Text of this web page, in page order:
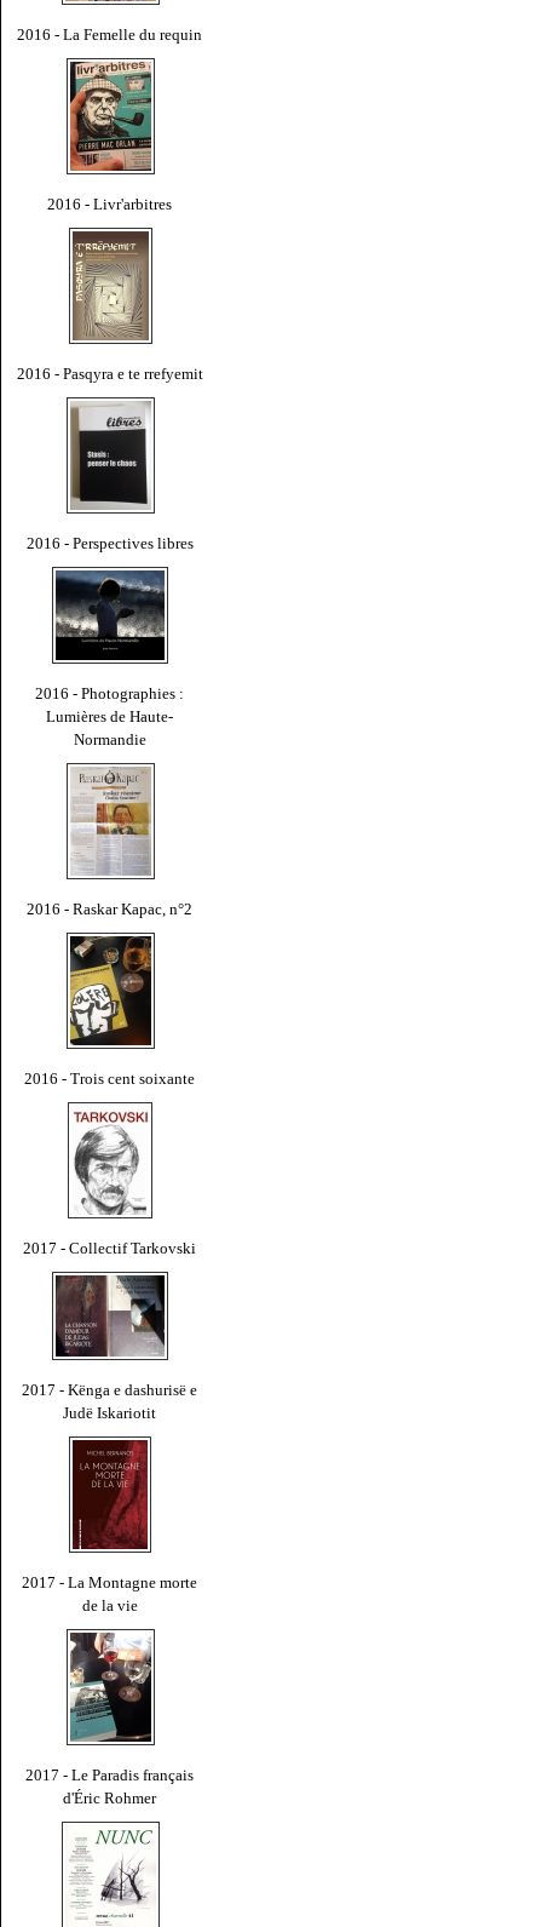
2016 - La Femelle du requin
2016 - Livr'arbitres
2016 - Pasqyra e te rrefyemit
2016 - Perspectives libres
2016 - Photographies :
Lumières de Haute-
Normandie
2016 - Raskar Kapac, n°2
2016 - Trois cent soixante
2017 - Collectif Tarkovski
2017 - Kënga e dashurisë e
Judë Iskariotit
2017 - La Montagne morte
de la vie
2017 - Le Paradis français
d'Éric Rohmer